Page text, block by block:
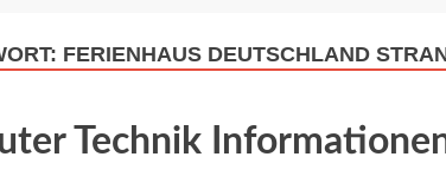
FERIENHAUS DEUTSCHLAND
Technik